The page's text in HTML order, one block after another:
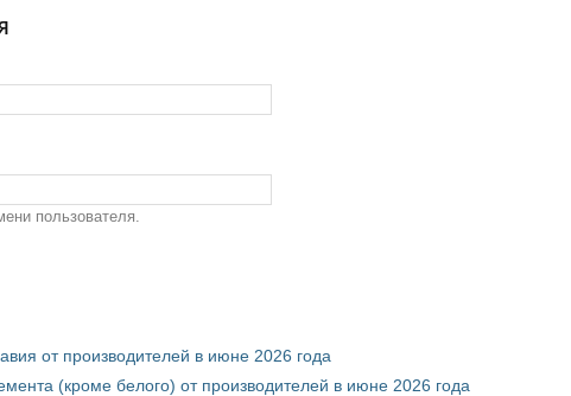
пользователя.
от производителей в июне 2026 года
(кроме белого) от производителей в июне 2026 года